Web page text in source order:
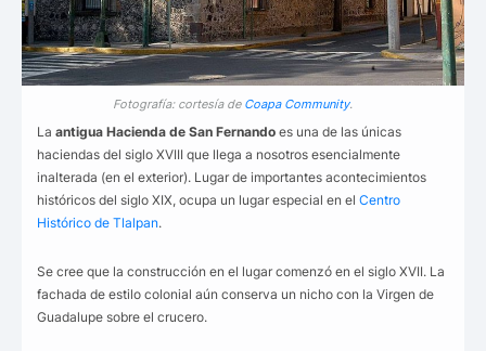
Fotografía: cortesía de Coapa Community.
La antigua Hacienda de San Fernando es una de las únicas
haciendas del siglo XVIII que llega a nosotros esencialmente
inalterada (en el exterior). Lugar de importantes acontecimientos
históricos del siglo XIX, ocupa un lugar especial en el Centro
Histórico de Tlalpan.
Se cree que la construcción en el lugar comenzó en el siglo XVII. La
fachada de estilo colonial aún conserva un nicho con la Virgen de
Guadalupe sobre el crucero.